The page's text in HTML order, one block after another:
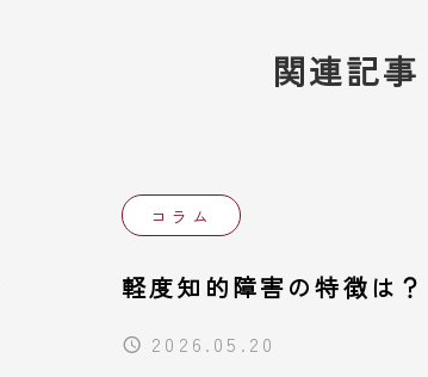
関連記事
コラム
軽度知的障害の特徴は？
2026.05.20